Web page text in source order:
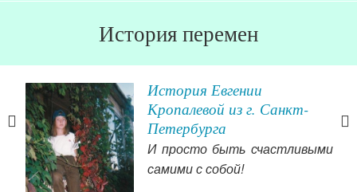
История перемен
История Евгении
Кропалевой из г. Санкт-
Петербурга
И просто быть счастливыми
самими с собой!